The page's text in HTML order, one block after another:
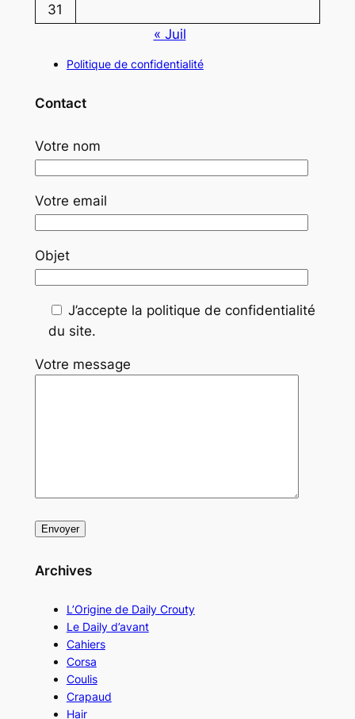
31
« Juil
Politique de confidentialité
Contact
Votre nom
Votre email
Objet
J’accepte la politique de confidentialité
du site.
Votre message
Archives
L’Origine de Daily Crouty
Le Daily d’avant
Cahiers
Corsa
Coulis
Crapaud
Hair